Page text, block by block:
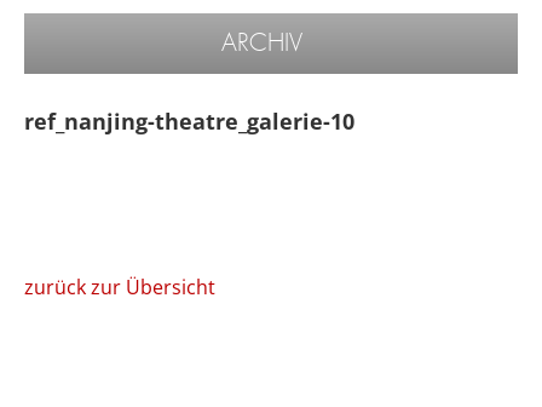
ARCHIV
ref_nanjing-theatre_galerie-10
zurück zur Übersicht